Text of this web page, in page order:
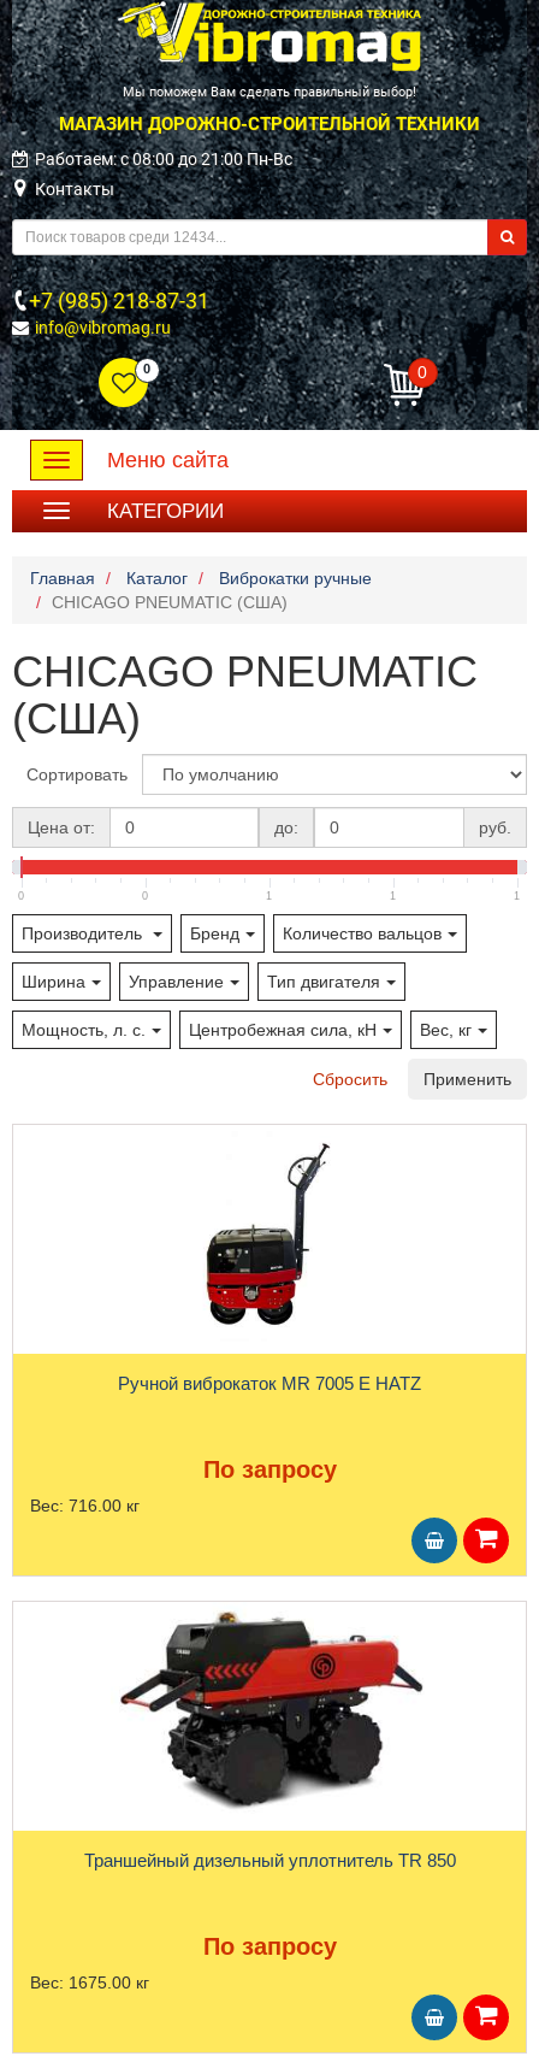
Мы поможем Вам сделать правильный выбор!
МАГАЗИН ДОРОЖНО-СТРОИТЕЛЬНОЙ ТЕХНИКИ
Работаем: c 08:00 до 21:00 Пн-Вс
Контакты
+7 (985) 218-87-31
info@vibromag.ru
0 0
Toggle
navigation
Меню сайта
КАТЕГОРИИ
Главная Каталог
Виброкатки ручные
CHICAGO PNEUMATIC (США)
CHICAGO PNEUMATIC
(США)
Сортировать
Цена от: до: руб.
0 0 1 1 1
Производитель Бренд Количество вальцов
Ширина Управление Тип двигателя
Мощность, л. с. Центробежная сила, кН Вес, кг
Сбросить Применить
Ручной виброкаток MR 7005 Е HATZ
По запросу
Вес: 716.00 кг
Траншейный дизельный уплотнитель TR 850
По запросу
Вес: 1675.00 кг